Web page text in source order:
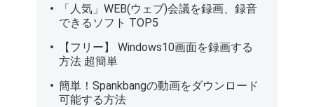
「人気」WEB(ウェブ)会議を録画、録音
できるソフト TOP5
【フリー】 Windows10画面を録画する
方法 超簡単
簡単！Spankbangの動画をダウンロード
可能する方法